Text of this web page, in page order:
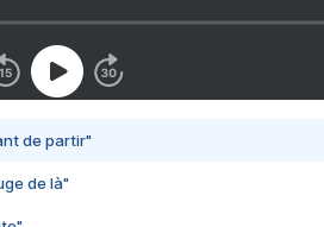
de partir"
de là"